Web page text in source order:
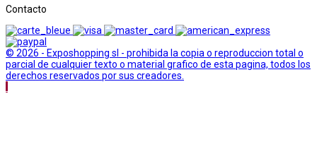
Contacto
© 2026 - Exposhopping sl - prohibida la copia o reproduccion total o
parcial de cualquier texto o material grafico de esta pagina, todos los
derechos reservados por sus creadores.